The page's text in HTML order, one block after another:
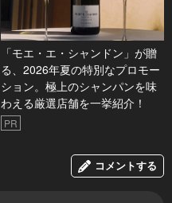
「モエ・エ・シャンドン」が贈
る、2026年夏の特別なプロモー
ション。極上のシャンパンを味
わえる厳選店舗を一挙紹介！
PR
コメントする